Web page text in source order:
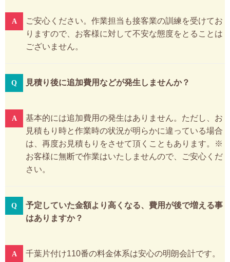
ご安心ください。作業担当も接客業の訓練を受けてお
りますので、お客様に対して不安な態度をとることは
ございません。
見積り後に追加費用などが発生しませんか？
基本的には追加費用の発生はありません。ただし、お
見積もり時と作業時の状況が明らかに違っている場合
は、再度お見積もりをさせて頂くこともあります。※
お客様に無断で作業はいたしませんので、ご安心くだ
さい。
予定していた金額より高くなる、費用が後で増える事
はありますか？
千葉片付け110番の料金体系は安心の明朗会計です。